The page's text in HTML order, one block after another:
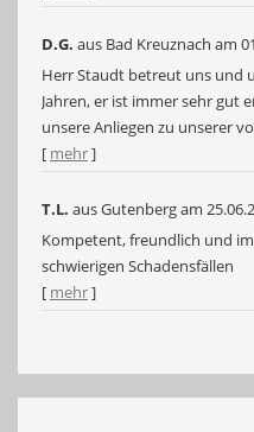
D.G. aus Bad Kreuznach am
Herr Staudt betreut uns und
Jahren, er ist immer sehr gut
unsere Anliegen zu unserer
[ mehr]
T.L. aus Gutenbergam
Kompetent, freundlich und
schwierigen Schadensfällen
[ mehr]